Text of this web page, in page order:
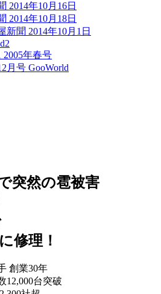
2014年10月16日
2014年10月18日
新聞 2014年10月1日
2005年春号
月号 GooWorld
突然の雹被害
修理！